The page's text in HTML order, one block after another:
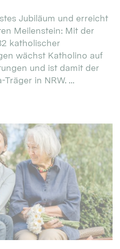
Jubiläum und erreicht
Meilenstein: Mit der
katholischer
wächst Katholino auf
und ist damit der
in NRW. ...